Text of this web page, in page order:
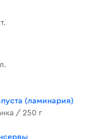
(ламинария)
/ 250 г